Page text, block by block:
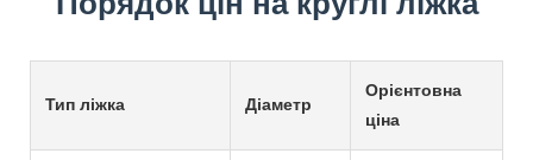
Тип ліжка Діаметр
Орієнтовна
ціна